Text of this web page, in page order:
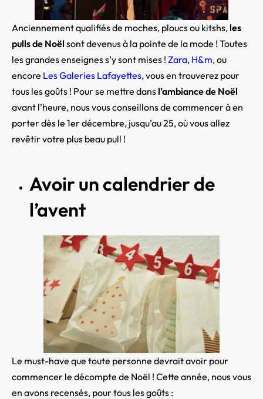
Anciennement qualifiés de moches, ploucs ou kitshs, les
pulls de Noël sont devenus à la pointe de la mode ! Toutes
les grandes enseignes s’y sont mises ! Zara, H&m, ou
encore Les Galeries Lafayettes, vous en trouverez pour
tous les goûts ! Pour se mettre dans l’ambiance de Noël
avant l’heure, nous vous conseillons de commencer à en
porter dès le 1er décembre, jusqu’au 25, où vous allez
revêtir votre plus beau pull !
Avoir un calendrier de
l’avent
Le must-have que toute personne devrait avoir pour
commencer le décompte de Noël ! Cette année, nous vous
en avons recensés, pour tous les goûts :